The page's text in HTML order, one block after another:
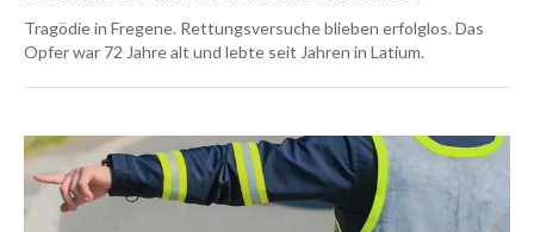
Tragödie in Fregene. Rettungsversuche blieben erfolglos. Das
Opfer war 72 Jahre alt und lebte seit Jahren in Latium.